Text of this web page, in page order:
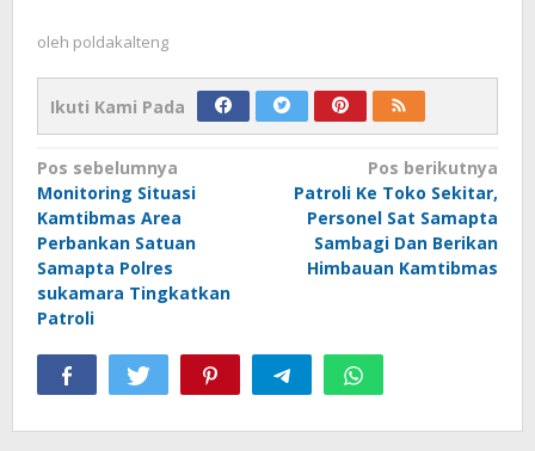
oleh poldakalteng
Ikuti Kami Pada
Navigasi
pos
Pos sebelumnya
Monitoring Situasi
Kamtibmas Area
Perbankan Satuan
Samapta Polres
sukamara Tingkatkan
Patroli
Pos berikutnya
Patroli Ke Toko Sekitar,
Personel Sat Samapta
Sambagi Dan Berikan
Himbauan Kamtibmas